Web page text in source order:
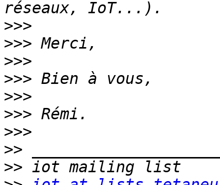
>>>
>>>
>>>
>>>
>>>
>>>
>>>
>>
>>